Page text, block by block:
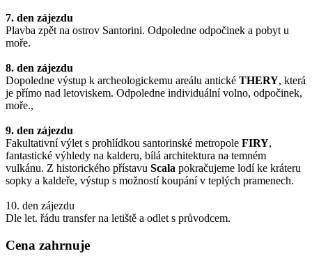
7. den zájezdu
Plavba zpět na ostrov Santorini. Odpoledne odpočinek a pobyt u
moře.
8. den zájezdu
Dopoledne výstup k archeologickemu areálu antické THERY, která
je přímo nad letoviskem. Odpoledne individuální volno, odpočinek,
moře.,
9. den zájezdu
Fakultativní výlet s prohlídkou santorinské metropole FIRY,
fantastické výhledy na kalderu, bílá architektura na temném
vulkánu. Z historického přístavu Scala pokračujeme lodí ke kráteru
sopky a kaldeře, výstup s možností koupání v teplých pramenech.
10. den zájezdu
Dle let. řádu transfer na letiště a odlet s průvodcem.
Cena zahrnuje